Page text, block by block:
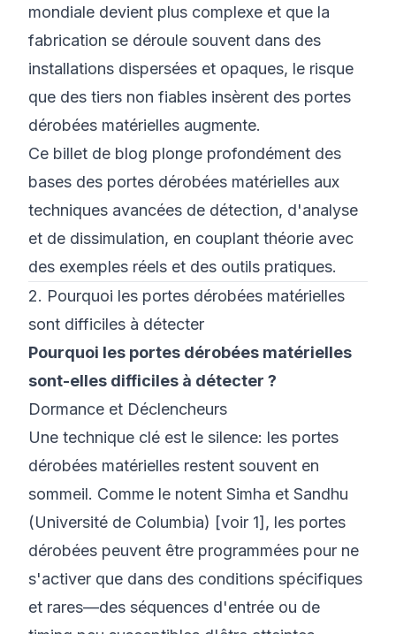
mondiale devient plus complexe et que la
fabrication se déroule souvent dans des
installations dispersées et opaques, le risque
que des tiers non fiables insèrent des portes
dérobées matérielles augmente.
Ce billet de blog plonge profondément des
bases des portes dérobées matérielles aux
techniques avancées de détection, d'analyse
et de dissimulation, en couplant théorie avec
des exemples réels et des outils pratiques.
2. Pourquoi les portes dérobées matérielles
sont difficiles à détecter
Pourquoi les portes dérobées matérielles
sont-elles difficiles à détecter ?
Dormance et Déclencheurs
Une technique clé est le silence: les portes
dérobées matérielles restent souvent en
sommeil. Comme le notent Simha et Sandhu
(Université de Columbia) [voir 1], les portes
dérobées peuvent être programmées pour ne
s'activer que dans des conditions spécifiques
et rares—des séquences d'entrée ou de